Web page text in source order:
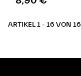
ARTIKEL 1 - 16 VON 16